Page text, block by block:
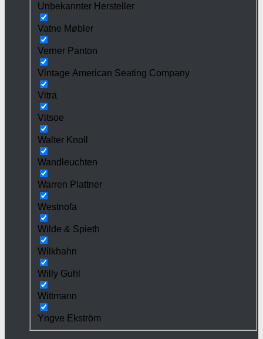
Unbekannter Hersteller
Vatne Møbler
Verner Panton
Vintage American Seating Company
Vitra
Vitsoe
Walter Knoll
Wandleuchten
Warren Plattner
Westnofa
Wilde & Spieth
Wilkhahn
Willy Guhl
Wittmann
Yngve Ekström